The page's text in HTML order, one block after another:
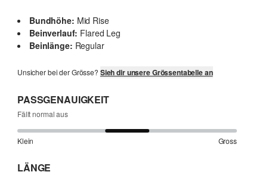
Bundhöhe: Mid Rise
Beinverlauf: Flared Leg
Beinlänge: Regular
Unsicher bei der Grösse? Sieh dir unsere Grössentabelle an
PASSGENAUIGKEIT
Fällt normal aus
Klein Gross
LÄNGE